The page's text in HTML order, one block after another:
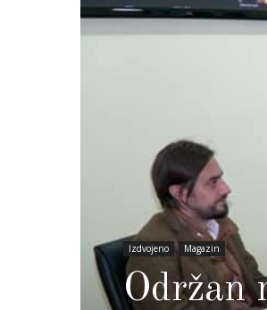
Izdvojeno Magazin
Održan